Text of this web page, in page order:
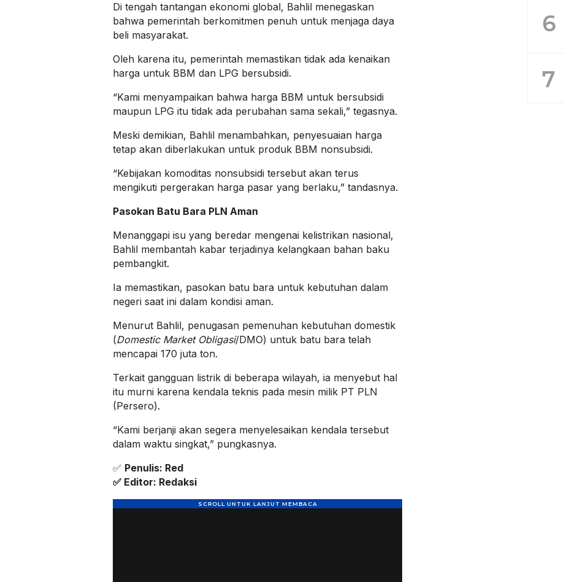
Di tengah tantangan ekonomi global, Bahlil menegaskan
bahwa pemerintah berkomitmen penuh untuk menjaga daya
beli masyarakat.
Oleh karena itu, pemerintah memastikan tidak ada kenaikan
harga untuk BBM dan LPG bersubsidi.
“Kami menyampaikan bahwa harga BBM untuk bersubsidi
maupun LPG itu tidak ada perubahan sama sekali,” tegasnya.
Meski demikian, Bahlil menambahkan, penyesuaian harga
tetap akan diberlakukan untuk produk BBM nonsubsidi.
“Kebijakan komoditas nonsubsidi tersebut akan terus
mengikuti pergerakan harga pasar yang berlaku,” tandasnya.
Pasokan Batu Bara PLN Aman
Menanggapi isu yang beredar mengenai kelistrikan nasional,
Bahlil membantah kabar terjadinya kelangkaan bahan baku
pembangkit.
Ia memastikan, pasokan batu bara untuk kebutuhan dalam
negeri saat ini dalam kondisi aman.
Menurut Bahlil, penugasan pemenuhan kebutuhan domestik
(Domestic Market Obligasi/DMO) untuk batu bara telah
mencapai 170 juta ton.
Terkait gangguan listrik di beberapa wilayah, ia menyebut hal
itu murni karena kendala teknis pada mesin milik PT PLN
(Persero).
“Kami berjanji akan segera menyelesaikan kendala tersebut
dalam waktu singkat,” pungkasnya.
✅ Penulis: Red
✅ Editor: Redaksi
6
7